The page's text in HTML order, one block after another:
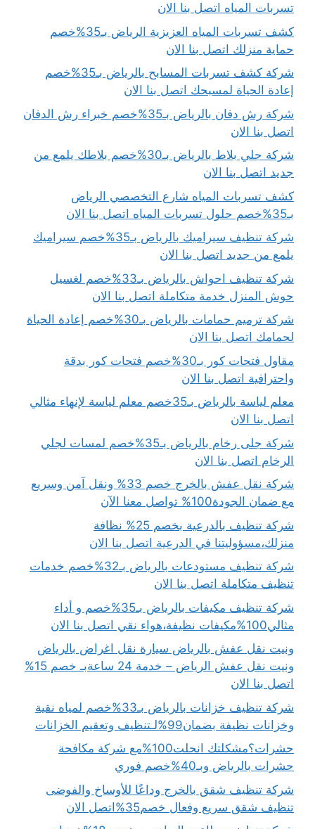
تسربات المياه اتصل بنا الان
كشف تسربات المياه العزيزية الرياض بـ35%خصم
حماية منزلك اتصل بنا الان
شركة كشف تسربات المسابح بالرياض بـ35%خصم
إعادة الحياة لمسبحك اتصل بنا الان
شركة رش دفان بالرياض بـ35%خصم خبراء رش الدفان
اتصل بنا الان
شركة جلي بلاط بالرياض بـ30%خصم بلاطك يلمع من
جديد اتصل بنا الان
كشف تسربات المياه شارع التخصصي الرياض
بـ35%خصم حلول تسربات المياه اتصل بنا الان
شركة تنظيف سيراميك بالرياض بـ35%خصم سيراميك
يلمع من جديد اتصل بنا الان
شركة تنظيف احواش بالرياض بـ33%خصم لغسيل
حوش المنزل خدمة متكاملة اتصل بنا الان
شركة ترميم حمامات بالرياض بـ30%خصم إعادة الحياة
لحمامك اتصل بنا الان
مقاول فتحات كور بـ30%خصم فتحات كور بدقة
واحترافية اتصل بنا الان
معلم لياسة بالرياض بـ35خصم معلم لياسة لإنهاء مثالي
اتصل بنا الان
شركة جلى رخام بالرياض بـ35%خصم لمسات لجلي
الرخام اتصل بنا الان
شركة نقل عفش بالخرج خصم 33% ونقل آمن وسريع
مع ضمان الجودة100% تواصل معنا الآن
شركة تنظيف بالدرعية بخصم 25% نظافة
منزلك،مسؤوليتنا في الدرعية اتصل بنا الان
شركة تنظيف مستودعات بالرياض بـ32%خصم خدمات
تنظيف متكاملة اتصل بنا الان
شركة تنظيف مكيفات بالرياض بـ35%خصم و أداء
مثالي100%مكيفات نظيفة،هواء نقي اتصل بنا الان
ونيت نقل عفش بالرياض سيارة نقل اغراض بالرياض
ونيت نقل عفش الرياض – خدمة 24 ساعةبـ خصم 15%
اتصل بنا الان
شركة تنظيف خزانات بالرياض بـ33%خصم لمياه نقية
وخزانات نظيفة بضمان99%لـتنظيف وتعقيم الخزانات
حشرات؟مشكلتك انحلت100%مع شركة مكافحة
حشرات بالرياض وبـ40%خصم فوري
شركة تنظيف شقق بالخرج وداعًا للأوساخ والفوضى
تنظيف شقق سريع وفعال خصم35%اتصل الان